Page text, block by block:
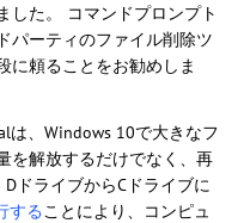
した。 コマンドプロンプト
パーティのファイル削除ツ
に頼ることをお勧めしま
は、Windows 10で大きなフ
を解放するだけでなく、再
ドライブからCドライブに
することにより、コンピュ